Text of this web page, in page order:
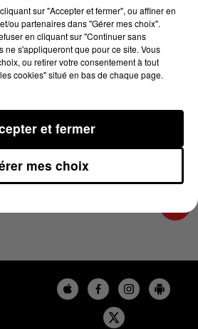
sec
DU 07/05/2024 À
L'HERAULT
sur "Accepter et fermer", ou affiner en
ou partenaires dans "Gérer mes choix".
en cliquant sur "Continuer sans
ne s'appliqueront que pour ce site. Vous
ou retirer votre consentement à tout
cookies" situé en bas de chaque page.
mes choix
et fermer